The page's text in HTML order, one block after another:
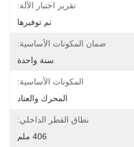
تقرير اختبار الآلة:
تم توفيرها
ضمان المكونات الأساسية:
سنة واحدة
المكونات الأساسية:
المحرك والعتاد
نطاق القطر الداخلي:
406 ملم